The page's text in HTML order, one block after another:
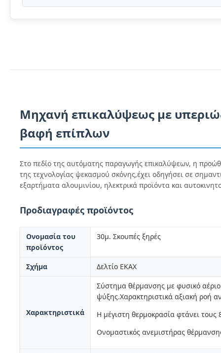
Μηχανή επικαλύψεως με
βαφή επίπλων
Στο πεδίο της αυτόματης παραγωγής επικαλύψεων, η
της τεχνολογίας ψεκασμού σκόνης,έχει οδηγήσει σε
εξαρτήματα αλουμινίου, ηλεκτρικά προϊόντα και
Προδιαγραφές προϊόντος
Ονομασία του
προϊόντος
30μ. Σκουπές ξηρές
Σχήμα Δελτίο ΕΚΑΧ
Χαρακτηριστικά
Σύστημα θέρμανσης με φυσικό
ψύξης.Χαρακτηριστικά αξιακή ροή
Η μέγιστη θερμοκρασία φτάνει τους
Ονομαστικός ανεμιστήρας